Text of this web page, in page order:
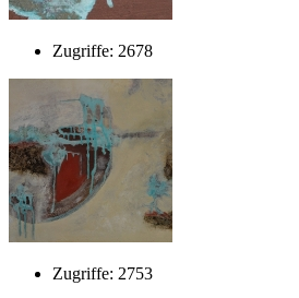
Zugriffe: 2678
Zugriffe: 2753